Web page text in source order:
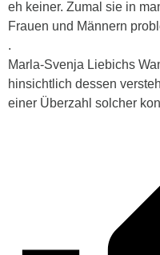
eh keiner. Zumal sie in
Frauen und Männern
.
Marla-Svenja Liebichs
hinsichtlich dessen
einer Überzahl solcher